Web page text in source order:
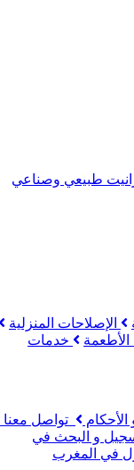
الإصلاحات المنزلية
خدمات
تواصل معنا
و البحث في
في المغرب